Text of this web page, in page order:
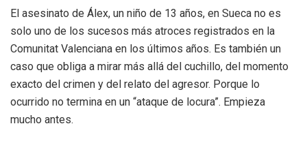
El asesinato de Álex, un niño de 13 años, en Sueca no es
solo uno de los sucesos más atroces registrados en la
Comunitat Valenciana en los últimos años. Es también un
caso que obliga a mirar más allá del cuchillo, del momento
exacto del crimen y del relato del agresor. Porque lo
ocurrido no termina en un “ataque de locura”. Empieza
mucho antes.